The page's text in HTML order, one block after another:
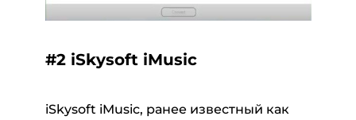
#2 iSkysoft iMusic
iSkysoft iMusic, ранее известный как